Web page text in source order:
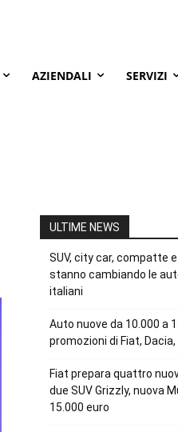
AZIENDALI SERVIZI
ULTIME NEWS
SUV, city car, compatte
stanno cambiando le
italiani
Auto nuove da 10.000 a
promozioni di Fiat,
Fiat prepara quattro
due SUV Grizzly, nuova
15.000 euro